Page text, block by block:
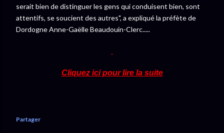
serait bien de distinguer les gens qui conduisent bien, sont
attentifs, se soucient des autres", a expliqué la préfète de
Dordogne Anne-Gaëlle Beaudouin-Clerc.....
Cliquez ici pour lire la suite
Partager